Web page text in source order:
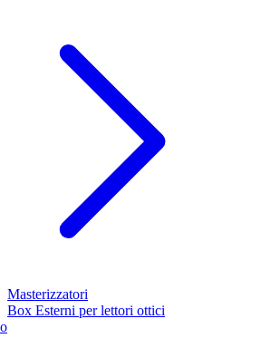
Masterizzatori
Box Esterni per lettori ottici